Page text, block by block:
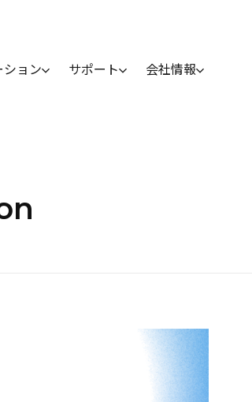
ション サポート 会社情報